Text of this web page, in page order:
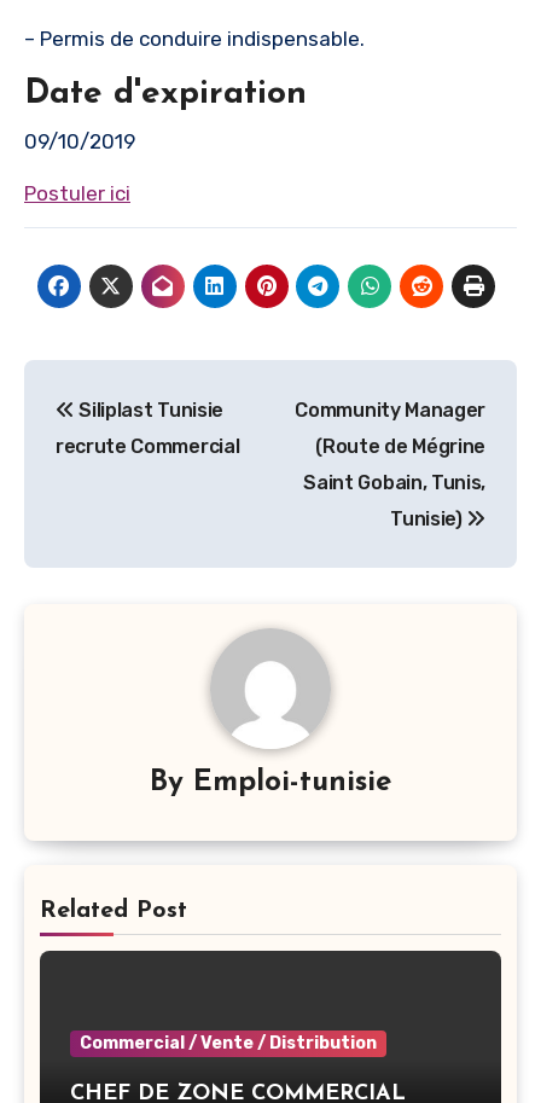
– Permis de conduire indispensable.
Date d'expiration
09/10/2019
Postuler ici
de
Siliplast Tunisie
recrute Commercial
Community Manager
(Route de Mégrine
Saint Gobain, Tunis,
Tunisie)
By Emploi-tunisie
Related Post
Commercial / Vente / Distribution
CHEF DE ZONE COMMERCIAL